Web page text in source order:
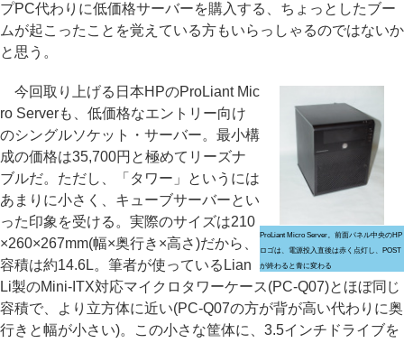
プPC代わりに低価格サーバーを購入する、ちょっとしたブー
ムが起こったことを覚えている方もいらっしゃるのではないか
と思う。
ProLiant Micro Server。前面パネル中央のHP
ロゴは、電源投入直後は赤く点灯し、POST
が終わると青に変わる
今回取り上げる日本HPのProLiant Mic
ro Serverも、低価格なエントリー向け
のシングルソケット・サーバー。最小構
成の価格は35,700円と極めてリーズナ
ブルだ。ただし、「タワー」というには
あまりに小さく、キューブサーバーとい
った印象を受ける。実際のサイズは210
×260×267mm(幅×奥行き×高さ)だから、
容積は約14.6L。筆者が使っているLian
Li製のMini-ITX対応マイクロタワーケース(PC-Q07)とほぼ同じ
容積で、より立方体に近い(PC-Q07の方が背が高い代わりに奥
行きと幅が小さい)。この小さな筐体に、3.5インチドライブを